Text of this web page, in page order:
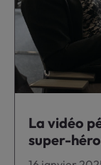
La vidéo
super-